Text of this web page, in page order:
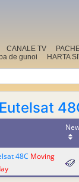
CANALE TV
de gunoi HARTA
Eutelsat
48C Moving